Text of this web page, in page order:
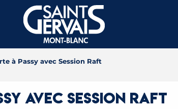
à Passy avec Session Raft
avec Session Raft